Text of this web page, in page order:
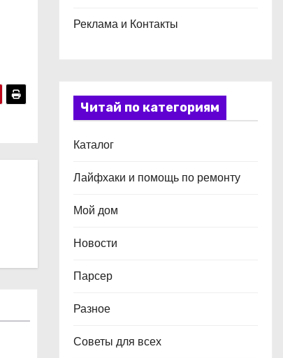
Реклама и Контакты
Читай по категориям
Каталог
Лайфхаки и помощь по ремонту
Мой дом
Новости
Парсер
Разное
Советы для всех